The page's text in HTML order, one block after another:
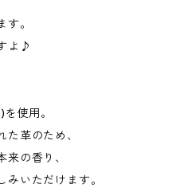
。
よ♪
使用。
革のため、
の香り、
いただけます。